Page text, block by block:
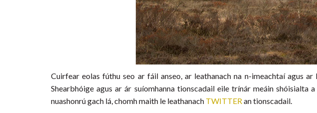
Cuirfear eolas fúthu seo ar fáil anseo, ar leathanach na n-imeachtaí agus
Shearbhóige agus ar ár suíomhanna tionscadail eile trínár meáin shóisialta
nuashonrú gach lá, chomh maith le leathanach TWITTERan tionscadail.